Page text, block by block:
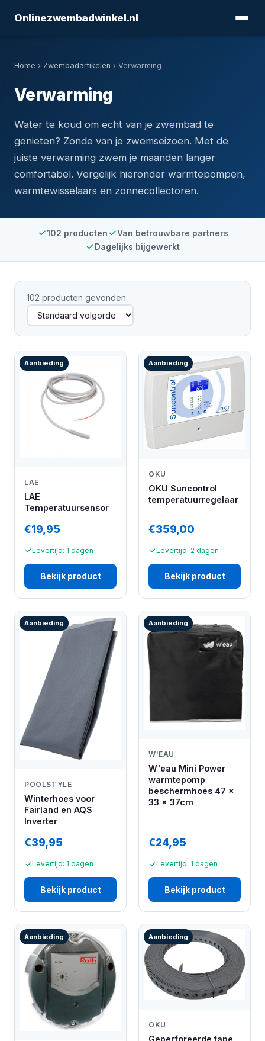
Onlinezwembadwinkel.nl
Home › Zwembadartikelen › Verwarming
Verwarming
Water te koud om echt van je zwembad te
genieten? Zonde van je zwemseizoen. Met de
juiste verwarming zwem je maanden langer
comfortabel. Vergelijk hieronder warmtepompen,
warmtewisselaars en zonnecollectoren.
102 producten
Van betrouwbare partners
Dagelijks bijgewerkt
102 producten gevonden
Aanbieding
LAE
LAE
Temperatuursensor
€19,95
Levertijd: 1 dagen
Bekijk product
Aanbieding
OKU
OKU Suncontrol
temperatuurregelaar
€359,00
Levertijd: 2 dagen
Bekijk product
Aanbieding
POOLSTYLE
Winterhoes voor
Fairland en AQS
Inverter
€39,95
Levertijd: 1 dagen
Bekijk product
Aanbieding
W'EAU
W'eau Mini Power
warmtepomp
beschermhoes 47 x
33 x 37cm
€24,95
Levertijd: 1 dagen
Bekijk product
Aanbieding Aanbieding
OKU
Geperforeerde tape